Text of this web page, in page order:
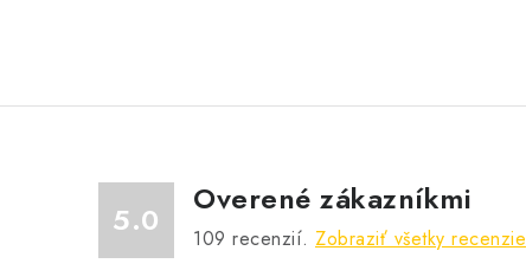
5.0
Overené zákazníkmi
109 recenzií. Zobraziť všetky recenzie